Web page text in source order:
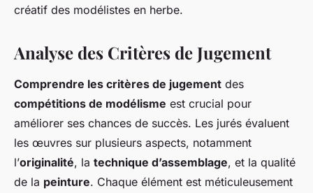
créatif des modélistes en herbe.
Analyse des Critères de Jugement
Comprendre les critères de jugement des
compétitions de modélisme est crucial pour
améliorer ses chances de succès. Les jurés évaluent
les œuvres sur plusieurs aspects, notamment
l’originalité, la technique d’assemblage, et la qualité
de la peinture. Chaque élément est méticuleusement